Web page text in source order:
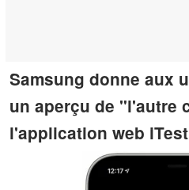
Samsung donne aux
un aperçu de "l'autre
l'application web iTest